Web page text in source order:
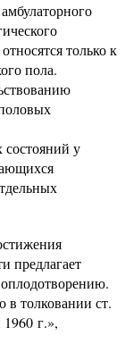
только к
пола.
у
предлагает
в толковании ст.
г.»,